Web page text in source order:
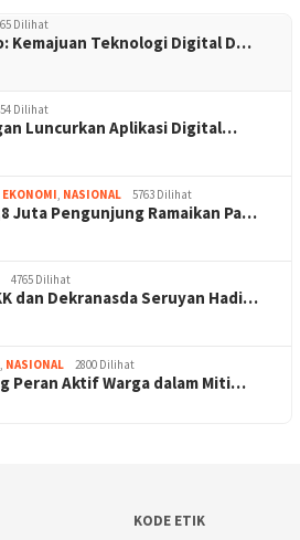
Dilihat
Kemajuan Teknologi Digital D…
Dilihat
Luncurkan Aplikasi Digital…
EKONOMI, NASIONAL 5763 Dilihat
Juta Pengunjung Ramaikan Pa…
4765 Dilihat
dan Dekranasda Seruyan Hadi…
, NASIONAL 2800 Dilihat
Peran Aktif Warga dalam Miti…
KODE ETIK